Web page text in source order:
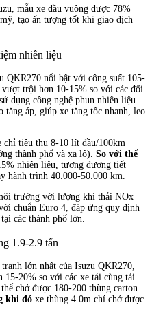
mẫu xe đầu vuông được 78%
tạo ấn tượng tốt khi giao dịch
nhiên liệu
QKR270 nổi bật với công suất 105-
trội hơn 10-15% so với các đối
dụng công nghệ phun nhiên liệu
áp, giúp xe tăng tốc nhanh, leo
chỉ tiêu thụ 8-10 lít dầu/100km
thành phố và xa lộ). So với thế
nhiên liệu, tương đương tiết
hành trình 40.000-50.000 km.
trường với lượng khí thải NOx
chuẩn Euro 4, đáp ứng quy định
các thành phố lớn.
1.9-2.9 tấn
lớn nhất của Isuzu QKR270,
15-20% so với các xe tải cùng tải
chở được 180-200 thùng carton
khi đó xe thùng 4.0m chỉ chở được